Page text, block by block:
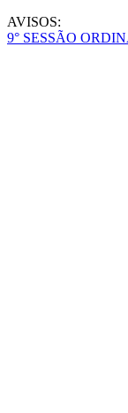
AVISOS:
9° SESSÃO